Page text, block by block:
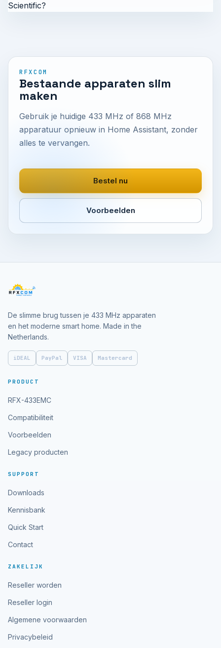
Scientific?
RFXCOM
Bestaande apparaten slim
maken
Gebruik je huidige 433 MHz of 868 MHz
apparatuur opnieuw in Home Assistant, zonder
alles te vervangen.
Bestel nu
Voorbeelden
De slimme brug tussen je 433 MHz apparaten
en het moderne smart home. Made in the
Netherlands.
iDEAL PayPal VISA Mastercard
PRODUCT
RFX-433EMC
Compatibiliteit
Voorbeelden
Legacy producten
SUPPORT
Downloads
Kennisbank
Quick Start
Contact
ZAKELIJK
Reseller worden
Reseller login
Algemene voorwaarden
Privacybeleid